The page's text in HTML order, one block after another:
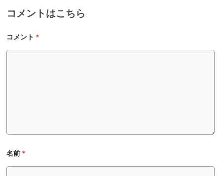
コメントはこちら
コメント *
名前 *